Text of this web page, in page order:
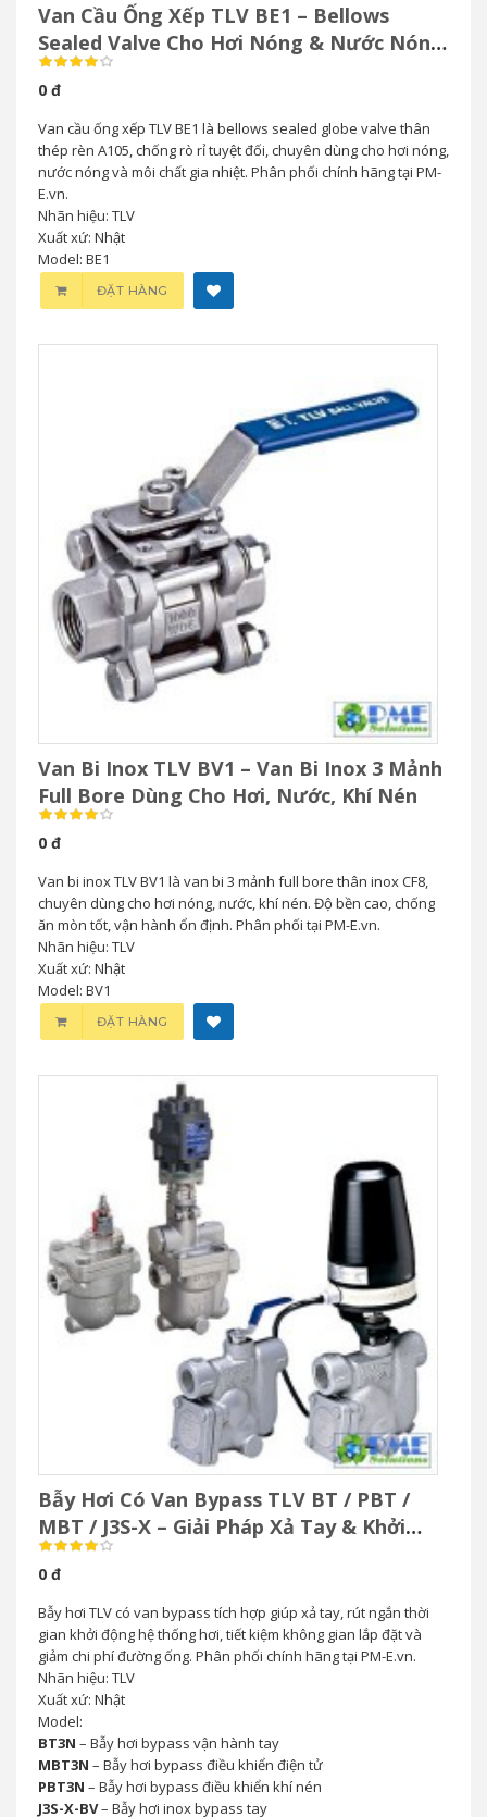
Van Cầu Ống Xếp TLV BE1 – Bellows
Sealed Valve Cho Hơi Nóng & Nước Nóng
Áp Suất Cao
0 đ
Van cầu ống xếp TLV BE1 là bellows sealed globe valve thân
thép rèn A105, chống rò rỉ tuyệt đối, chuyên dùng cho hơi nóng,
nước nóng và môi chất gia nhiệt. Phân phối chính hãng tại PM-
E.vn.
Nhãn hiệu: TLV
Xuất xứ: Nhật
Model: BE1
ĐẶT HÀNG
Van Bi Inox TLV BV1 – Van Bi Inox 3 Mảnh
Full Bore Dùng Cho Hơi, Nước, Khí Nén
0 đ
Van bi inox TLV BV1 là van bi 3 mảnh full bore thân inox CF8,
chuyên dùng cho hơi nóng, nước, khí nén. Độ bền cao, chống
ăn mòn tốt, vận hành ổn định. Phân phối tại PM-E.vn.
Nhãn hiệu: TLV
Xuất xứ: Nhật
Model: BV1
ĐẶT HÀNG
Bẫy Hơi Có Van Bypass TLV BT / PBT /
MBT / J3S-X – Giải Pháp Xả Tay & Khởi
Động Nhanh Hệ Thống Hơi
0 đ
Bẫy hơi TLV có van bypass tích hợp giúp xả tay, rút ngắn thời
gian khởi động hệ thống hơi, tiết kiệm không gian lắp đặt và
giảm chi phí đường ống. Phân phối chính hãng tại PM-E.vn.
Nhãn hiệu: TLV
Xuất xứ: Nhật
Model:
BT3N – Bẫy hơi bypass vận hành tay
MBT3N – Bẫy hơi bypass điều khiển điện tử
PBT3N – Bẫy hơi bypass điều khiển khí nén
J3S-X-BV– Bẫy hơi inox bypass tay